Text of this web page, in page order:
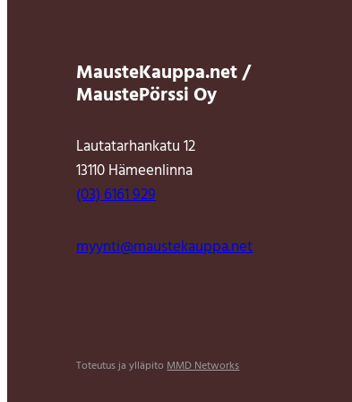
MausteKauppa.net /
MaustePörssi Oy
Lautatarhankatu 12
13110 Hämeenlinna
(03) 6161 929
myynti@maustekauppa.net
Toteutus ja ylläpitoMMD Networks